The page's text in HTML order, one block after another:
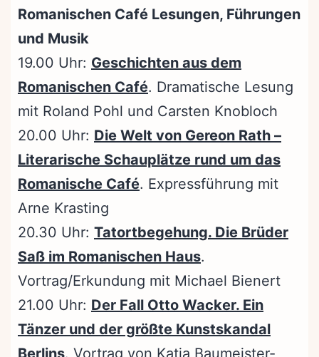
Romanischen Café Lesungen, Führungen
und Musik
19.00 Uhr: Geschichten aus dem
Romanischen Café. Dramatische Lesung
mit Roland Pohl und Carsten Knobloch
20.00 Uhr: Die Welt von Gereon Rath –
Literarische Schauplätze rund um das
Romanische Café. Expressführung mit
Arne Krasting
20.30 Uhr: Tatortbegehung. Die Brüder
Saß im Romanischen Haus.
Vortrag/Erkundung mit Michael Bienert
21.00 Uhr: Der Fall Otto Wacker. Ein
Tänzer und der größte Kunstskandal
Berlins. Vortrag von Katja Baumeister-